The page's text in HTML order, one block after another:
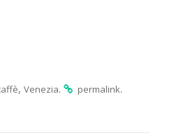
, Venezia. permalink.